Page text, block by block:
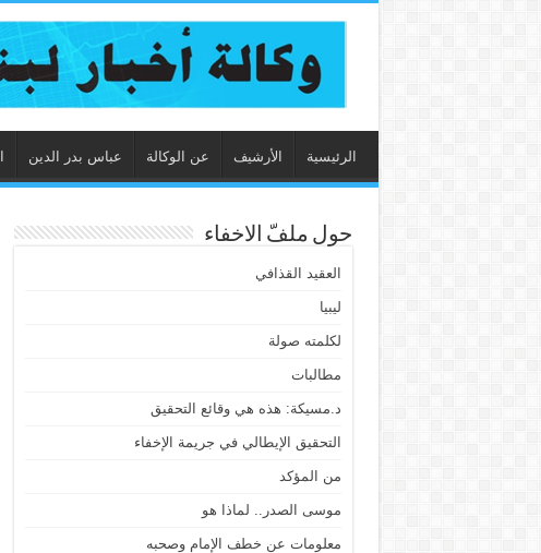
الرئيسية الأرشيف عن الوكالة عباس بدر الدين
حول ملفّ الاخفاء
العقيد القذافي
ليبيا
لكلمته صولة
مطالبات
د.مسيكة: هذه هي وقائع التحقيق
التحقيق الإيطالي في جريمة الإخفاء
من المؤكد
موسى الصدر.. لماذا هو
معلومات عن خطف الإمام وصحبه